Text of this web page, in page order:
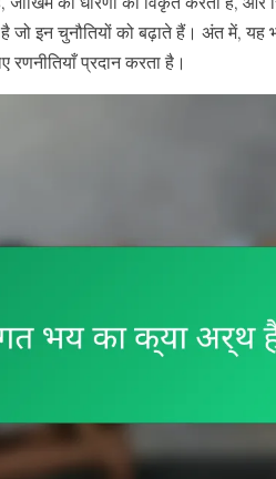
जो इन चुनौतियों को बढ़ाते हैं। अंत में, यह
रणनीतियाँ प्रदान करता है।